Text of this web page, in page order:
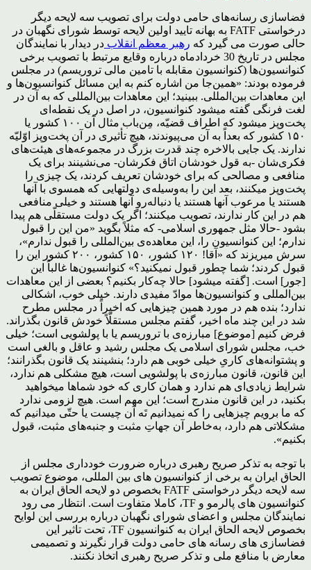
فضاسازی رسانه‌های حامی دولت برای تصویب سه لایحه دیگر
درخواستی FATF به بهانه تایید اولین لایحه توسط شورای نگهبان در
حالی صورت می گیرد که رهبر معظم انقلاب در دیدار با نمایندگان
مجلس در تاریخ 30 خردادماه درباره وقایع مرتبط با تصویب برخی
کنوانسیون‌ها (کنوانسیون مقابله با تامین مالی تروریسم) در مجلس
فرموده بودند: «همین‌جا من اشاره کنم به این مسائل کنوانسیون‌ها و
این معاهدات بین‌المللی. ببینید؛ این معاهدات بین‌المللی که به آن در
لغت فرنگی گفته میشود کنوانسیون، در اصل در یک نقطه‌ای
پخت‌وپز میشود که اطراف قضیّه، مِن‌باب مثال آن ۱۰۰ کشور یا
١۵۰ کشور که بعداً به آن می‌پیوندند، هیچ تأثیری در آن پخت‌وپز اوّلیّه
ندارند. یک جایی بالاخره چند قدرت بزرگ در مجموعه‌های هیئت‌های
فکری‌شان -به قول خودشان اتاق فکرشان- می‌نشینند برای یک
منافعی و مصالحی که برای خودشان تعریف کردند، یک چیزی را
پخت‌وپز میکنند، بعد این را به‌وسیله‌ی دولتهایی که همسوی با آنها
هستند یا مرعوب آنها هستند یا دنباله‌رو آنها هستند و خیلی منافعی
هم در این کار ندارند، تصویب میکنند؛ اگر یک دولت مستقلّی هم پیدا
بشود -حالا مثل جمهوری اسلامی- که مثلاً بگوید «من این را قبول
ندارم؛ این کنوانسیون را، این معاهده‌ی بین‌المللی را قبول ندارم»،
سرش میریزند که «آقا! ۱۲۰ کشور، ١۵۰ کشور، ۲۰۰ کشور این را
قبول کردند؛ شما چطور قبول نمیکنید؟» کنوانسیون‌ها غالباً این
[جور] است. [گفته میشود] حالا چه‌کار بکنیم؟ بعضی از این معاهدات
بین‌المللی و کنوانسیون‌ها موادّ مفیدی دارند. خیلی خوب، اشکالی
ندارد؛ بنده هم در مورد همین چیزهایی که اخیراً در مجلس مطرح
شد در این چند ماه اخیر، گفتم مجلس مستقلّاً خودش قانون بگذراند.
فرض کنیم [موضوع] مبارزه‌ی با تروریسم یا با پولشویی است؛ خیلی
خب، مجلس شورای اسلامی یک مجلس رشید و عاقل و بالغی است
و پشتوانه‌های کاریِ خیلی خوبی هم دارد؛ بنشینند یک قانون بگذرانند؛
این قانون، قانون مبارزه‌ی با پولشویی است، هیچ مشکلی هم ندارد،
شرایط زیادی‌ای هم ندارد و همان کاری که خود شماها میخواهید
بکنید، در این قانون مندرج است؛ این مهم است. هیچ لزومی ندارد
که ما برویم چیزهایی را که نمیدانیم تَه آن چیست یا حتّی میدانیم که
مشکلاتی هم دارد، به‌خاطر آن جهاتِ مثبت و جنبه‌های مثبت، قبول
بکنیم».
با توجه به تذکر صریح رهبری درباره ضرورت خودداری مجلس از
الحاق ایران به برخی از کنوانسیون های بین المللی، موضوع تصویب
سه لایحه دیگر درخواستی FATF بخصوص دو لایحه الحاق ایران به
کنوانسیون های پالرمو و TF، کاملا متفاوت است. انتظار می رود
نمایندگان مجلس و اعضای شورای نگهبان درباره بررسی این لوایح
بخصوص لایحه الحاق ایران به کنوانسیون TF، تحت تاثیر این
فضاسازی های رسانه های حامی دولت قرار نگیرند و تصمیمی
معارض با منافع ملی و تذکر صریح رهبری اتخاذ نکنند.